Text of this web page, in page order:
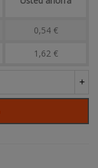
0,54 €
1,62 €
+